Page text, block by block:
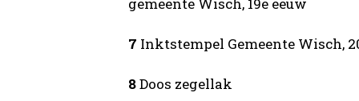
gemeente Wisch, 19e eeuw
7 Inktstempel Gemeente Wisch,
8Doos zegellak